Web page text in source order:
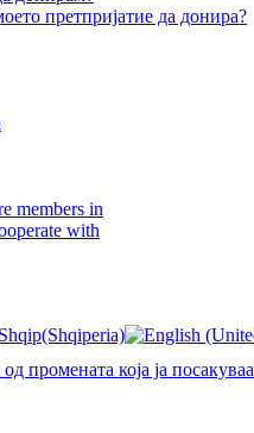
претпријатие да донира?
members in
with
промената која ја